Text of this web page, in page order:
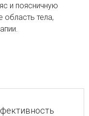
и поясничную
область тела,